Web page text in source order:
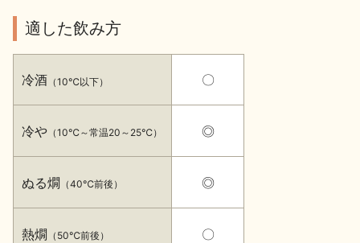
イベント情報TOP 新商品・おすすめ商品
適した飲み方
冷酒 （10℃以下）
冷や （10℃～常温20～25℃）
ぬる燗 （40℃前後）
熱燗 （50℃前後）
〇
◎
◎
〇